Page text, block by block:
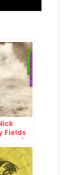
Fields
1982)